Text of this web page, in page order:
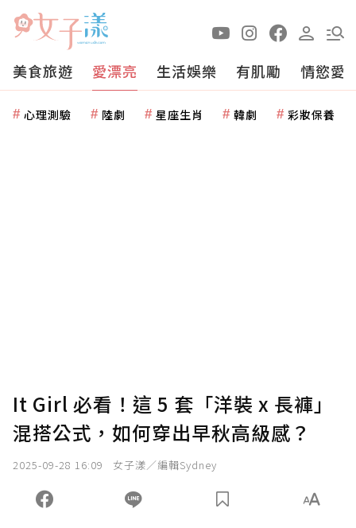
美食旅遊 愛漂亮 生活娛樂 有肌勵 情慾愛
心理測驗 陸劇 星座生肖 韓劇 彩妝保養
It Girl 必看！這 5 套「洋裝 x 長褲」
混搭公式，如何穿出早秋高級感？
2025-09-28 16:09 女子漾／編輯Sydney